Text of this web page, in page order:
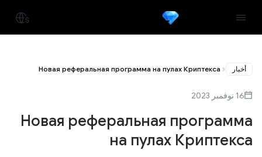
أخبار Новая реферальная программа на пулах Криптекса
16 نوفمبر 2023
Новая реферальная программа
на пулах Криптекса